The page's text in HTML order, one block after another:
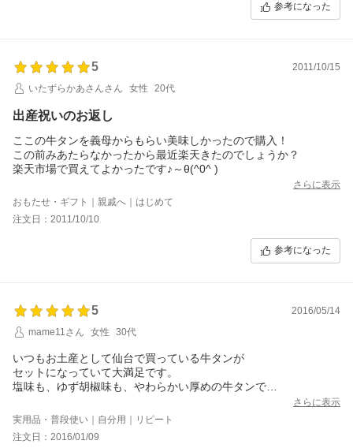
参考になった
5
2011/10/15
いたずらかあさんさん
女性 20代
出産祝いのお返し
ここの牛タンを義母からもらい美味しかったので購入！
この前みあたらなかったから最近楽天きたのでしょうか？
楽天市場で買えてよかったです♪～θ(^0^ )
さらに表示
おもたせ・ギフト｜親戚へ｜はじめて
注文日：2011/10/10
参考になった
5
2016/05/14
mame11さん
女性 30代
いつもお土産として仙台で買っている牛タンが
セットになっていて大満足です。
塩味も、ゆず胡椒味も、やわらかい厚めの牛タンで
さらに表示
実用品・普段使い｜自分用｜リピート
注文日：2016/01/09